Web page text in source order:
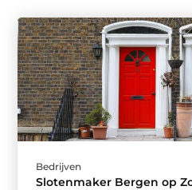
Bedrijven
Slotenmaker Bergen op